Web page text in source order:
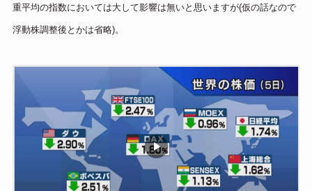
重平均の指数においては大して影響は無いと思いますが(仮の話なので
浮動株調整後とかは省略)。